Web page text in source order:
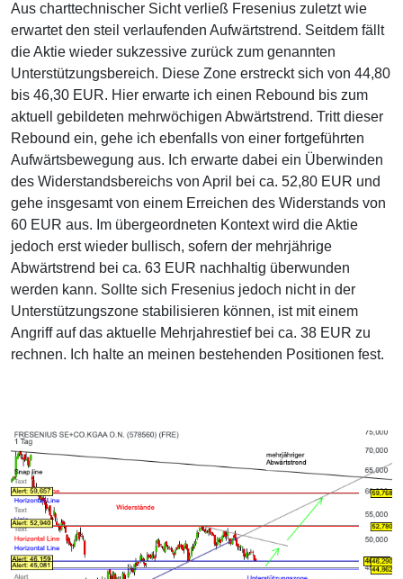
Aus charttechnischer Sicht verließ Fresenius zuletzt wie
erwartet den steil verlaufenden Aufwärtstrend. Seitdem fällt
die Aktie wieder sukzessive zurück zum genannten
Unterstützungsbereich. Diese Zone erstreckt sich von 44,80
bis 46,30 EUR. Hier erwarte ich einen Rebound bis zum
aktuell gebildeten mehrwöchigen Abwärtstrend. Tritt dieser
Rebound ein, gehe ich ebenfalls von einer fortgeführten
Aufwärtsbewegung aus. Ich erwarte dabei ein Überwinden
des Widerstandsbereichs von April bei ca. 52,80 EUR und
gehe insgesamt von einem Erreichen des Widerstands von
60 EUR aus. Im übergeordneten Kontext wird die Aktie
jedoch erst wieder bullisch, sofern der mehrjährige
Abwärtstrend bei ca. 63 EUR nachhaltig überwunden
werden kann. Sollte sich Fresenius jedoch nicht in der
Unterstützungszone stabilisieren können, ist mit einem
Angriff auf das aktuelle Mehrjahrestief bei ca. 38 EUR zu
rechnen. Ich halte an meinen bestehenden Positionen fest.